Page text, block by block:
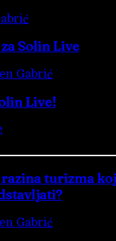
Solin Live
Gabrić
Live!
turizma
Gabrić